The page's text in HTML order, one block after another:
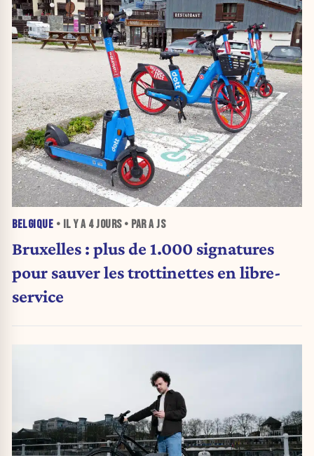
BELGIQUE • IL Y A 4 JOURS• PAR A JS
Bruxelles : plus de 1.000 signatures
pour sauver les trottinettes en libre-
service